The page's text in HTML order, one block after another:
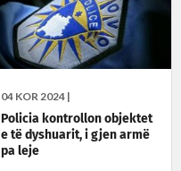
04 KOR 2024 |
Policia kontrollon objektet
e të dyshuarit, i gjen armë
pa leje